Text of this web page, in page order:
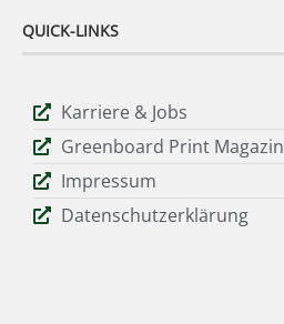
QUICK-LINKS
Karriere & Jobs
Greenboard Print Magazin
Impressum
Datenschutzerklärung